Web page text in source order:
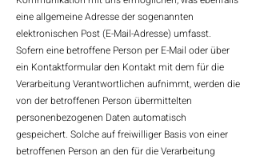
eine allgemeine Adresse der sogenannten
elektronischen Post (E-Mail-Adresse) umfasst.
Sofern eine betroffene Person per E-Mail oder über
ein Kontaktformular den Kontakt mit dem für die
Verarbeitung Verantwortlichen aufnimmt, werden die
von der betroffenen Person übermittelten
personenbezogenen Daten automatisch
gespeichert. Solche auf freiwilliger Basis von einer
betroffenen Person an den für die Verarbeitung